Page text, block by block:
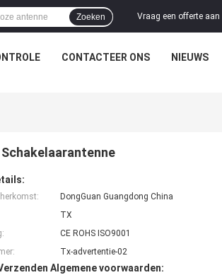
Vraag een offerte aan
Zoeken
CONTACTEER ONS NIEUWS
Schakelaarantenne
DongGuan Guangdong China
TX
CE ROHS ISO9001
Tx-advertentie-02
Algemene voorwaarden: